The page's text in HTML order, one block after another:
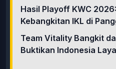
Hasil Playoff KWC
Kebangkitan IKL di
Team Vitality Bangkit
Buktikan Indonesia